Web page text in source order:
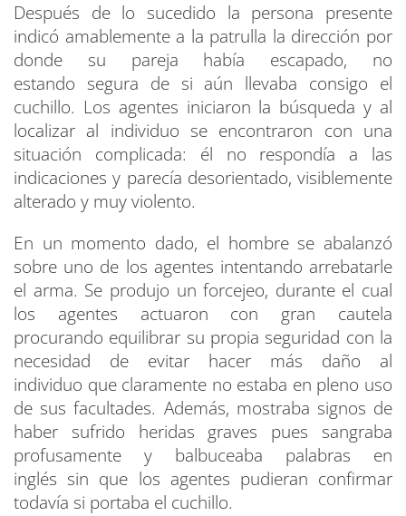
Después de lo sucedido la persona presente
indicó amablemente a la patrulla la dirección por
donde su pareja había escapado, no
estando segura de si aún llevaba consigo el
cuchillo. Los agentes iniciaron la búsqueda y al
localizar al individuo se encontraron con una
situación complicada: él no respondía a las
indicaciones y parecía desorientado, visiblemente
alterado y muy violento.
En un momento dado, el hombre se abalanzó
sobre uno de los agentes intentando arrebatarle
el arma. Se produjo un forcejeo, durante el cual
los agentes actuaron con gran cautela
procurando equilibrar su propia seguridad con la
necesidad de evitar hacer más daño al
individuo que claramente no estaba en pleno uso
de sus facultades. Además, mostraba signos de
haber sufrido heridas graves pues sangraba
profusamente y balbuceaba palabras en
inglés sin que los agentes pudieran confirmar
todavía si portaba el cuchillo.